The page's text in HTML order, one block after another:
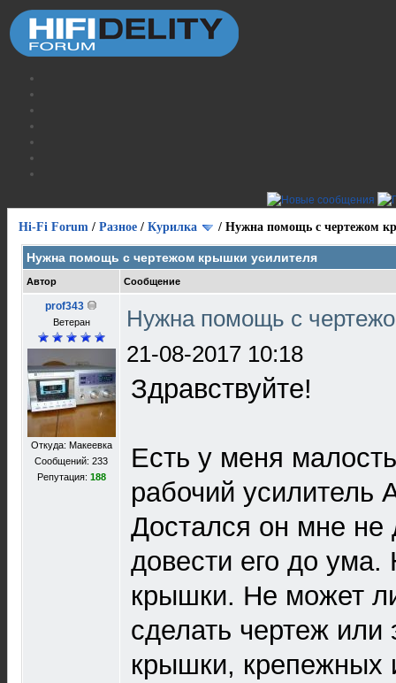
Hi-Fi Forum / Разное / Курилка / Нужна помощь с чертежом
Нужна помощь с чертежом крышки усилителя
Автор Сообщение
prof343
Ветеран
Откуда: Макеевка
Сообщений: 233
Репутация: 188
Нужна помощь с
21-08-2017 10:18
Здравствуйте!
Есть у меня
рабочий усилитель
Достался он мне не
довести его до
крышки. Не может
сделать чертеж или
крышки, крепежных